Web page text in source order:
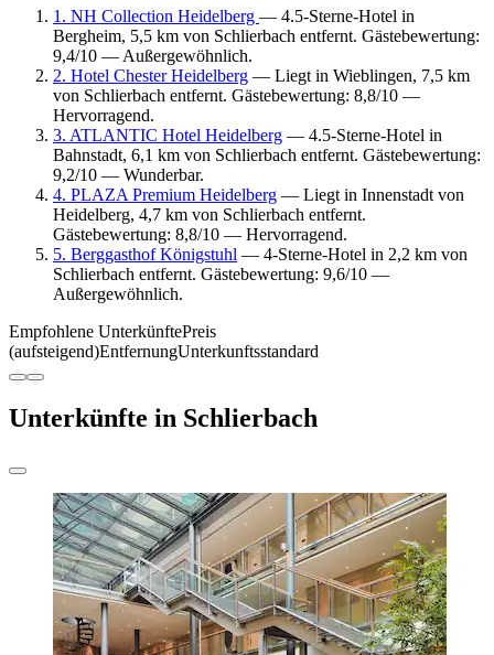
1. NH Collection Heidelberg — 4.5-Sterne-Hotel in
Bergheim, 5,5 km von Schlierbach entfernt. Gästebewertung:
9,4/10 — Außergewöhnlich.
2. Hotel Chester Heidelberg — Liegt in Wieblingen, 7,5 km
von Schlierbach entfernt. Gästebewertung: 8,8/10 —
Hervorragend.
3. ATLANTIC Hotel Heidelberg — 4.5-Sterne-Hotel in
Bahnstadt, 6,1 km von Schlierbach entfernt. Gästebewertung:
9,2/10 — Wunderbar.
4. PLAZA Premium Heidelberg — Liegt in Innenstadt von
Heidelberg, 4,7 km von Schlierbach entfernt.
Gästebewertung: 8,8/10 — Hervorragend.
5. Berggasthof Königstuhl — 4-Sterne-Hotel in 2,2 km von
Schlierbach entfernt. Gästebewertung: 9,6/10 —
Außergewöhnlich.
Empfohlene UnterkünftePreis
(aufsteigend)EntfernungUnterkunftsstandard
Unterkünfte in Schlierbach